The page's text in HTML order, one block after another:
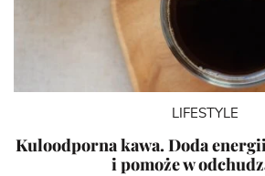
LIFESTYLE
Kuloodporna kawa. Doda
i pomoże w